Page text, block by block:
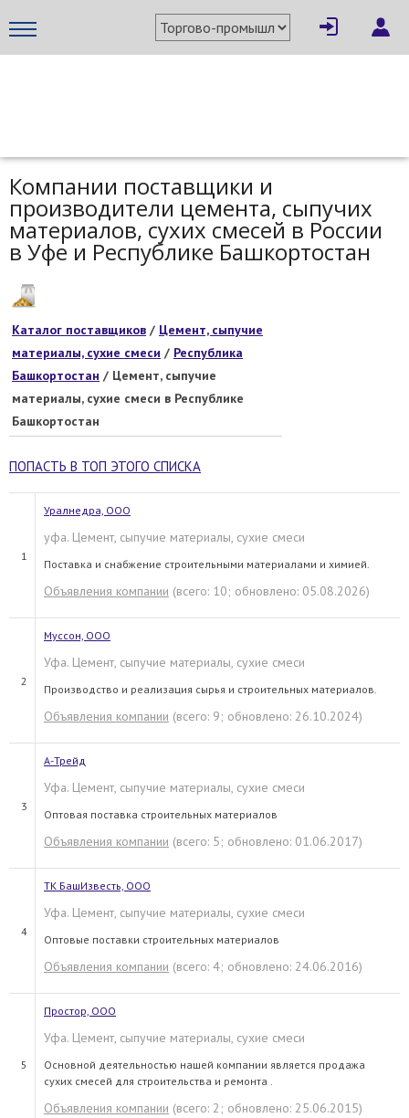
Компании поставщики и
производители цемента, сыпучих
материалов, сухих смесей в России
в Уфе и Республике Башкортостан
Каталог поставщиков / Цемент, сыпучие
материалы, сухие смеси / Республика
Башкортостан / Цемент, сыпучие
материалы, сухие смеси в Республике
Башкортостан
ПОПАСТЬ В ТОП ЭТОГО СПИСКА
1
Уралнедра, ООО
уфа. Цемент, сыпучие материалы, сухие смеси
Поставка и снабжение строительными материалами и химией.
Объявления компании (всего: 10; обновлено: 05.08.2026)
2
Муссон, ООО
Уфа. Цемент, сыпучие материалы, сухие смеси
Производство и реализация сырья и строительных материалов.
Объявления компании (всего: 9; обновлено: 26.10.2024)
3
А-Трейд
Уфа. Цемент, сыпучие материалы, сухие смеси
Оптовая поставка строительных материалов
Объявления компании (всего: 5; обновлено: 01.06.2017)
4
ТК БашИзвесть, ООО
Уфа. Цемент, сыпучие материалы, сухие смеси
Оптовые поставки строительных материалов
Объявления компании (всего: 4; обновлено: 24.06.2016)
5
Простор, ООО
Уфа. Цемент, сыпучие материалы, сухие смеси
Основной деятельностью нашей компании является продажа
сухих смесей для строительства и ремонта .
Объявления компании (всего: 2; обновлено: 25.06.2015)